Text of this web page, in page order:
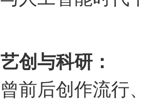
艺创与科研：
曾前后创作流行